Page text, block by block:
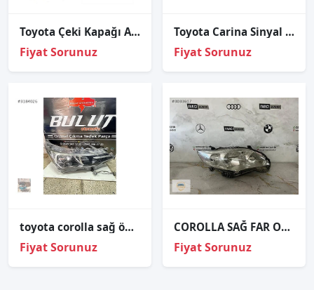
Toyota Çeki Kapağı Avensis 08-11 Ön Sol
Fiyat Sorunuz
Toyota Carina Sinyal 1994 1998 Sağ Sol
Fiyat Sorunuz
toyota corolla sağ ön far 2017 2019
Fiyat Sorunuz
COROLLA SAĞ FAR ORJİNAL
Fiyat Sorunuz